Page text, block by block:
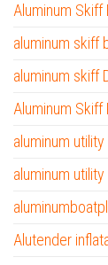
Aluminum Skiff
aluminum skiff
aluminum skiff
Aluminum Skiff
aluminum
aluminum
Alutender